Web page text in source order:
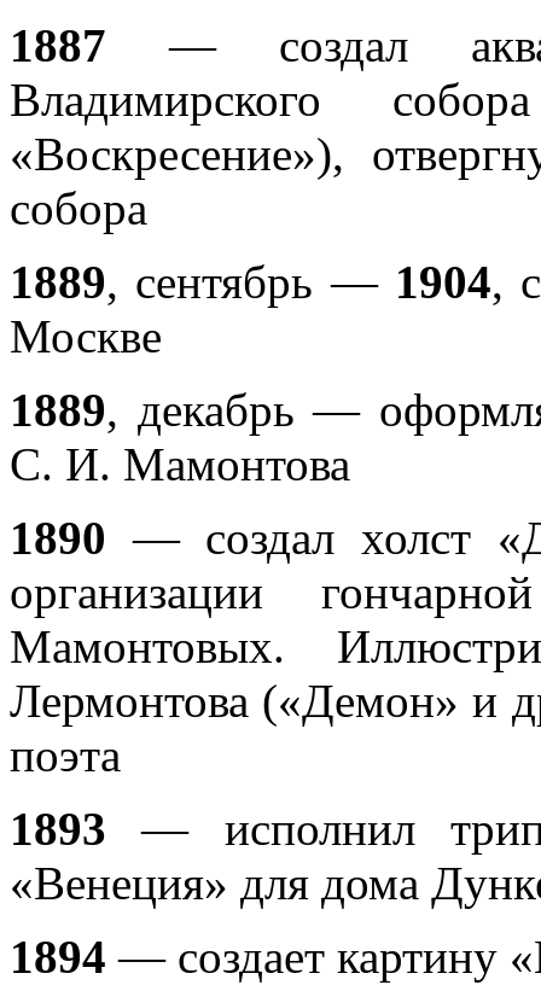
1887 — cоздал
Владимирского
«Воскресение»),
собора
1889, сентябрь —1904,
Москве
1889, декабрь —
С. И. Мамонтова
1890 — создал холст
организации
Мамонтовых.
Лермонтова («Демон» и
поэта
1893— исполнил
«Венеция» для дома
1894 — cоздает картину